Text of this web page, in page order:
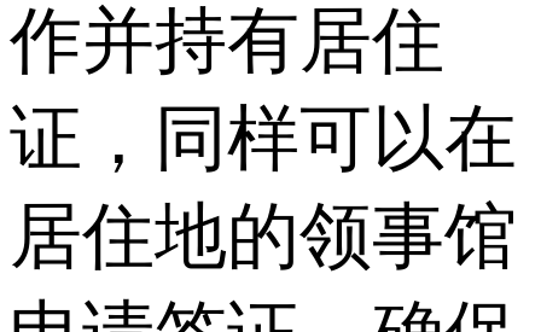
作并持有居住
证，同样可以在
居住地的领事馆